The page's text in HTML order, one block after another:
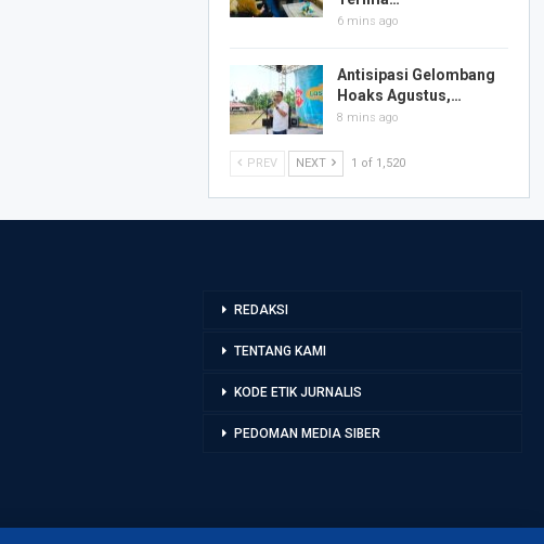
6 mins ago
Antisipasi Gelombang
Hoaks Agustus,…
8 mins ago
PREV NEXT 1 of 1,520
REDAKSI
TENTANG KAMI
KODE ETIK JURNALIS
PEDOMAN MEDIA SIBER